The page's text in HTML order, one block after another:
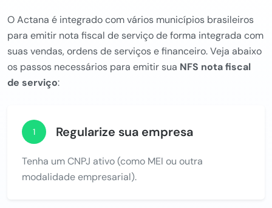
O Actana é integrado com vários municípios brasileiros
para emitir nota fiscal de serviço de forma integrada com
suas vendas, ordens de serviços e financeiro. Veja abaixo
os passos necessários para emitir sua NFS nota fiscal
de serviço:
1 Regularize sua empresa
Tenha um CNPJ ativo (como MEI ou outra
modalidade empresarial).